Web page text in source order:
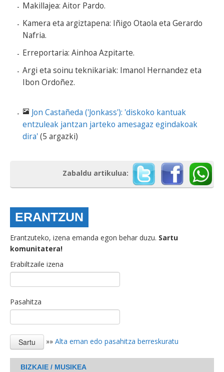
Makillajea: Aitor Pardo.
Kamera eta argiztapena: Iñigo Otaola eta Gerardo
Nafria.
Erreportaria: Ainhoa Azpitarte.
Argi eta soinu teknikariak: Imanol Hernandez eta
Ibon Ordoñez.
Jon Castañeda ('Jonkass'): 'diskoko kantuak
entzuleak jantzan jarteko amesagaz egindakoak
dira'(5 argazki)
Zabaldu artikulua:
ERANTZUN
Erantzuteko, izena emanda egon behar duzu. Sartu
komunitatera!
Erabiltzaile izena
Pasahitza
»» Alta eman edo pasahitza berreskuratu
BIZKAIE / MUSIKEA